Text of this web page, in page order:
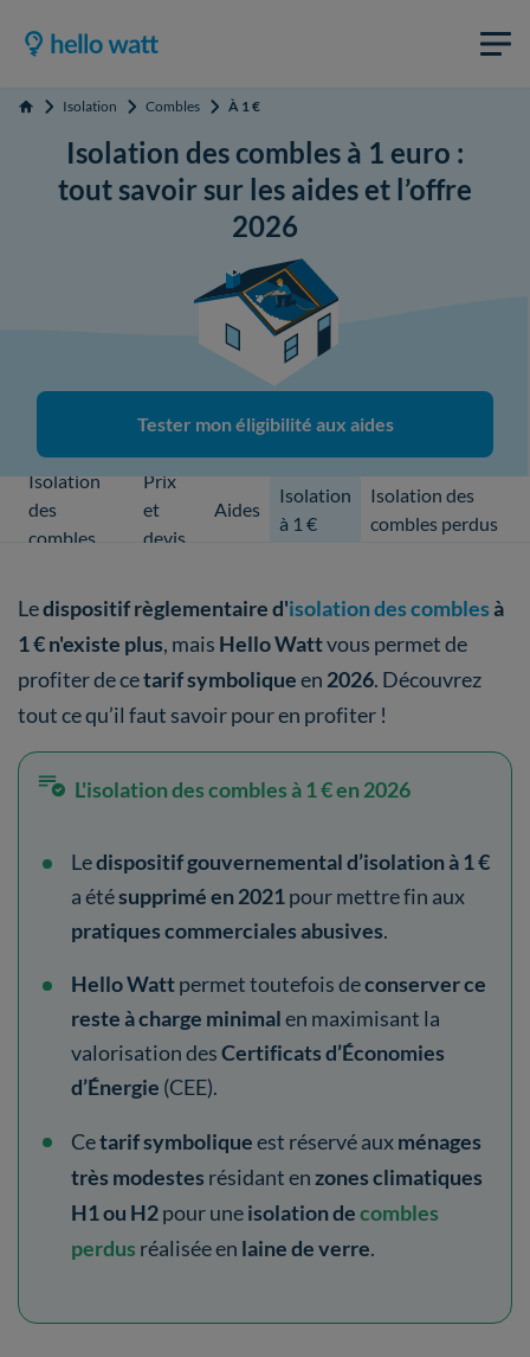
Accueil Isolation Combles À 1 €
Isolation des combles à 1 euro :
tout savoir sur les aides et l’offre
2026
Tester mon éligibilité aux aides
Isolation
des
combles
Prix
et
devis
Aides
Isolation
à 1 €
Isolation des
combles perdus
Ledispositif règlementaire d'isolation des comblesà
1 € n'existe plus, mais Hello Wattvous permet de
profiter de cetarif symboliqueen 2026. Découvrez
tout ce qu’il faut savoir pour en profiter !
L'isolation des combles à 1 € en 2026
Ledispositif gouvernemental d’isolation à 1 €
a étésupprimé en 2021pour mettre fin aux
pratiques commerciales abusives.
Hello Wattpermet toutefois deconserver ce
reste à charge minimalen maximisant la
valorisation desCertificats d’Économies
d’Énergie (CEE).
Cetarif symboliqueest réservé auxménages
très modestes résidant en zones climatiques
H1 ou H2pour uneisolation decombles
perdus réalisée en laine de verre.